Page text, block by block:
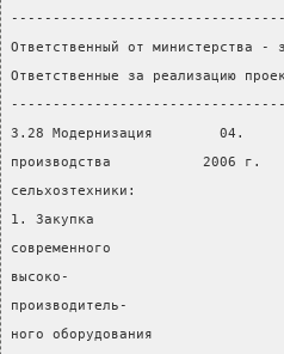
Ответственный от министерства -
Ответственные за реализацию
3.28 Модернизация
производства           2006 г.
сельхозтехники:
1. Закупка
современного
высоко-
производитель-
ного оборудования